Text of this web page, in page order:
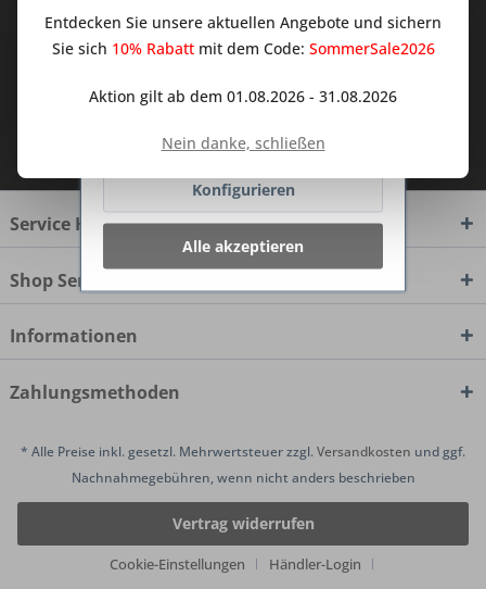
Sie keine Neuigkeit oder Aktion mehr aus
dem Traum Küchen - Shop.
Ich habe die
Datenschutzbestimmungen
Service Hotline
Shop Service
Informationen
Zahlungsmethoden
* Alle Preise inkl. gesetzl. Mehrwertsteuer zzgl.Versandkosten und ggf.
Nachnahmegebühren, wenn nicht anders beschrieben
Vertrag widerrufen
Cookie-Einstellungen
Händler-Login
Entdecken Sie unsere aktuellen Angebote und sichern
Sie sich 10% Rabattmit dem Code: SommerSale2026
Aktion gilt ab dem 01.08.2026 - 31.08.2026
Nein danke, schließen
Netzwerken vereinfachen sollen,
werden nur mit Ihrer Zustimmung
Ablehnen
Konfigurieren
Alle akzeptieren